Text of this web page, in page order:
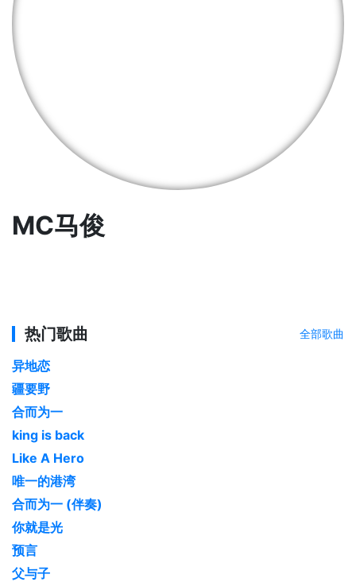
MC马俊
热门歌曲 全部歌曲
异地恋
疆要野
合而为一
king is back
Like A Hero
唯一的港湾
合而为一 (伴奏)
你就是光
预言
父与子